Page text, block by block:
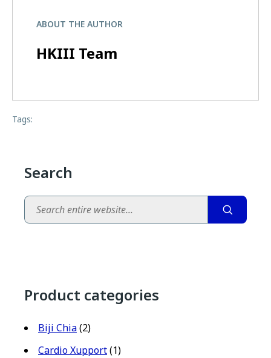
ABOUT THE AUTHOR
HKIII Team
Tags:
Search
Search
Product categories
Biji Chia(2)
Cardio Xupport(1)